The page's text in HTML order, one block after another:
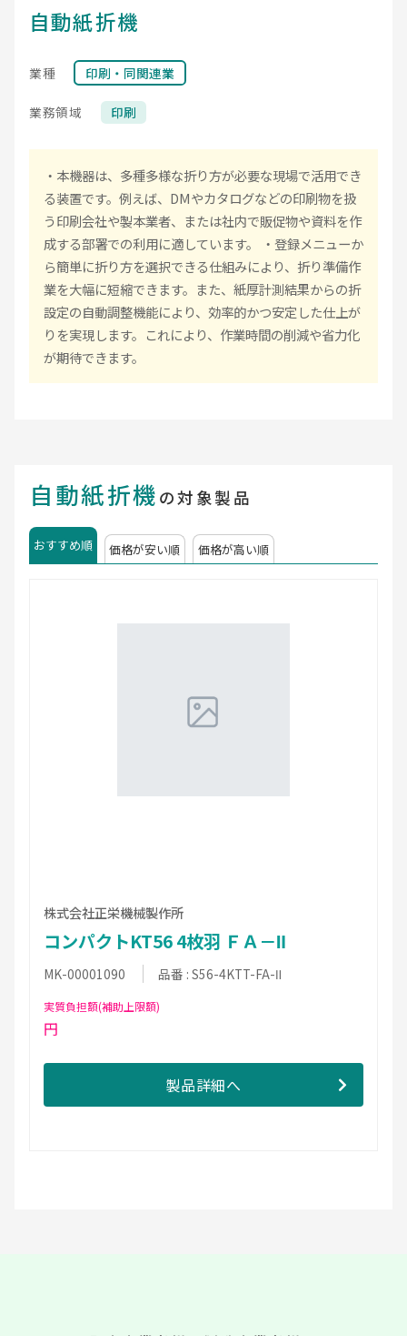
自動紙折機
業種 印刷・同関連業
業務領域 印刷
・本機器は、多種多様な折り方が必要な現場で活用でき
る装置です。例えば、DMやカタログなどの印刷物を扱
う印刷会社や製本業者、または社内で販促物や資料を作
成する部署での利用に適しています。 ・登録メニューか
ら簡単に折り方を選択できる仕組みにより、折り準備作
業を大幅に短縮できます。また、紙厚計測結果からの折
設定の自動調整機能により、効率的かつ安定した仕上が
りを実現します。これにより、作業時間の削減や省力化
が期待できます。
自動紙折機 の対象製品
おすすめ順 価格が安い順 価格が高い順
株式会社正栄機械製作所
コンパクトKT56 4枚羽 ＦＡ－Ⅱ
MK-00001090 品番 : S56-4KTT-FA-Ⅱ
実質負担額(補助上限額)
円
製品詳細へ